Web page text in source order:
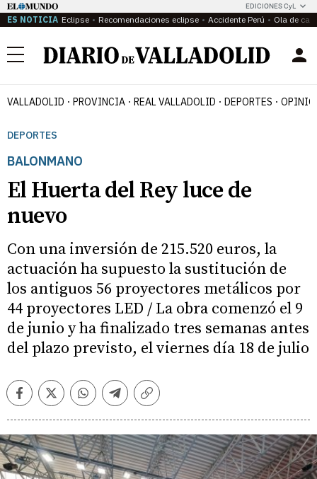
EDICIONES CyL
ES NOTICIA Eclipse Recomendaciones eclipse Accidente Perú Ola de
Menú
VALLADOLID PROVINCIA REAL VALLADOLID DEPORTES
DEPORTES
BALONMANO
El Huerta del Rey luce de
nuevo
Con una inversión de 215.520 euros, la
actuación ha supuesto la sustitución de
los antiguos 56 proyectores metálicos por
44 proyectores LED / La obra comenzó el 9
de junio y ha finalizado tres semanas antes
del plazo previsto, el viernes día 18 de julio
FacebookTwitterWhatsappTelegramCopiar